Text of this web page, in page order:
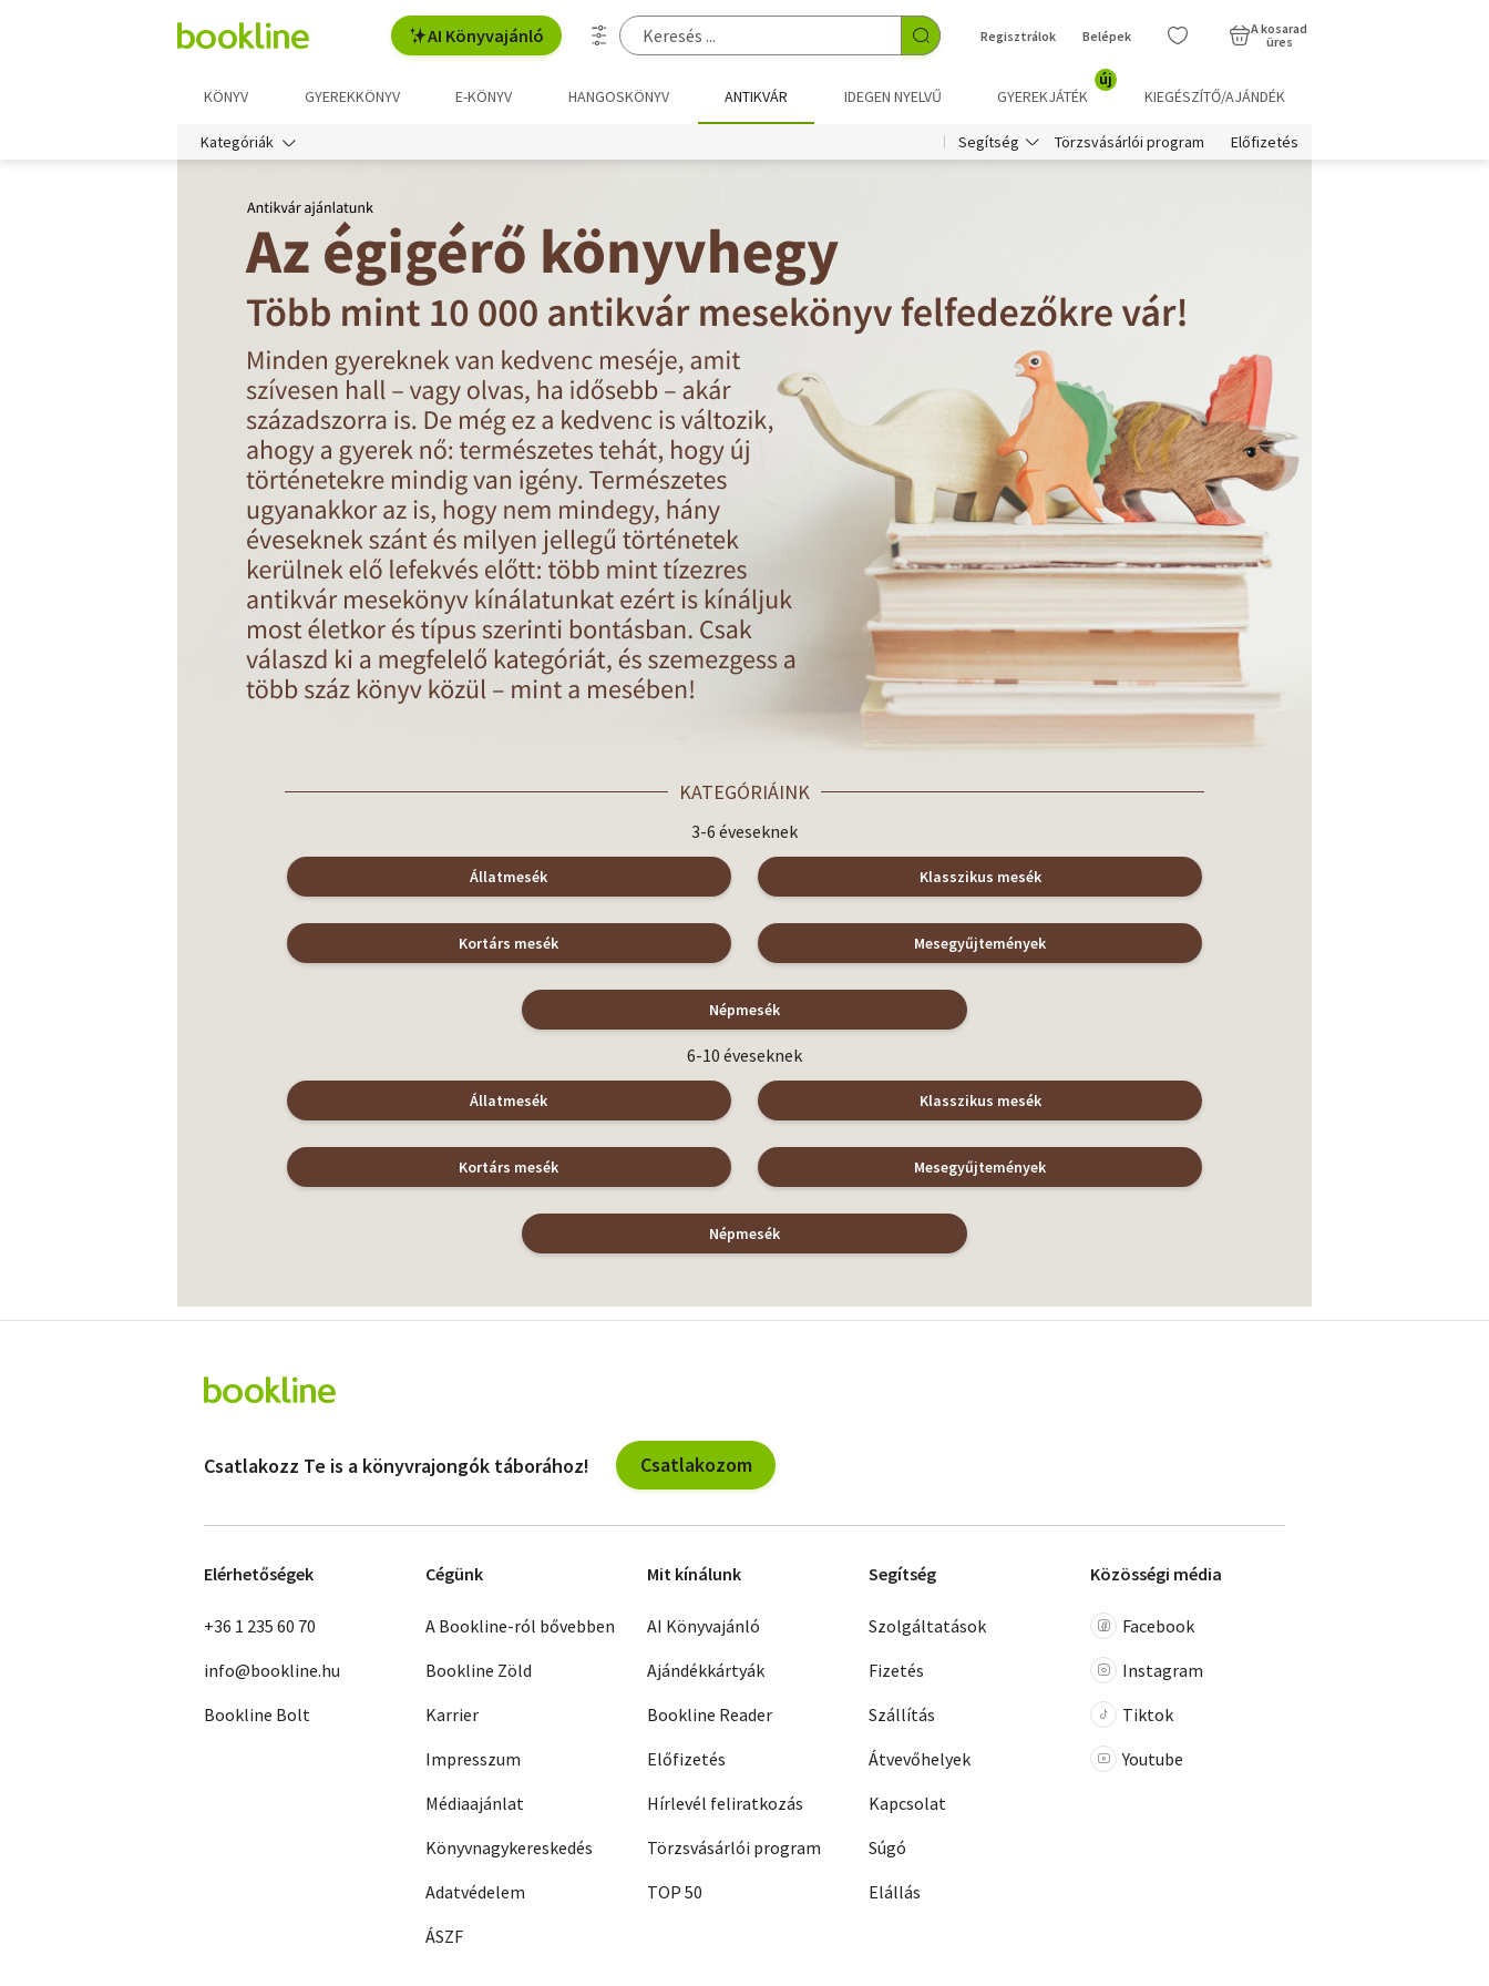
AI Könyvajánló Regisztrálok Belépek
A kosarad
üres
KÖNYV GYEREKKÖNYV E-KÖNYV HANGOSKÖNYV ANTIKVÁR IDEGEN NYELVŰ GYEREKJÁTÉK
új
KIEGÉSZÍTŐ/AJÁNDÉK
Kategóriák Segítség Törzsvásárlói program Előfizetés
KATEGÓRIÁINK
3-6 éveseknek
Állatmesék Klasszikus mesék
Kortárs mesék Mesegyűjtemények
Népmesék
6-10 éveseknek
Állatmesék Klasszikus mesék
Kortárs mesék Mesegyűjtemények
Népmesék
Csatlakozz Te is a könyvrajongók táborához! Csatlakozom
Elérhetőségek
+36 1 235 60 70
info@bookline.hu
Bookline Bolt
Cégünk
A Bookline-ról bővebben
Bookline Zöld
Karrier
Impresszum
Médiaajánlat
Könyvnagykereskedés
Adatvédelem
ÁSZF
Mit kínálunk
AI Könyvajánló
Ajándékkártyák
Bookline Reader
Előfizetés
Hírlevél feliratkozás
Törzsvásárlói program
TOP 50
Segítség
Szolgáltatások
Fizetés
Szállítás
Átvevőhelyek
Kapcsolat
Súgó
Elállás
Közösségi média
Facebook
Instagram
Tiktok
Youtube